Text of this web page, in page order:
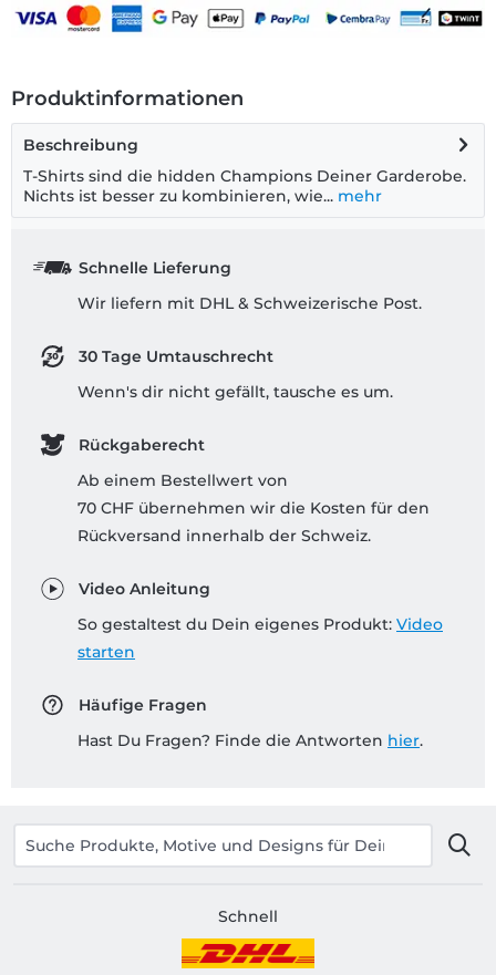
Produktinformationen
Beschreibung
T-Shirts sind die hidden Champions Deiner Garderobe.
Nichts ist besser zu kombinieren, wie... mehr
Schnelle Lieferung
Wir liefern mit DHL & Schweizerische Post.
30 Tage Umtauschrecht
Wenn's dir nicht gefällt, tausche es um.
Rückgaberecht
Ab einem Bestellwert von
70 CHF übernehmen wir die Kosten für den
Rückversand innerhalb der Schweiz.
Video Anleitung
So gestaltest du Dein eigenes Produkt: Video
starten
Häufige Fragen
Hast Du Fragen? Finde die Antworten hier.
Schnell